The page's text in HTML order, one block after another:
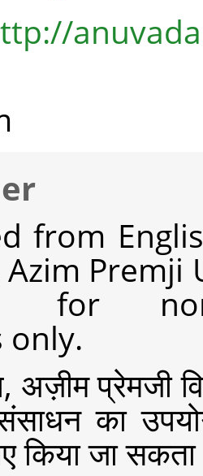
from
Premji
for non-
only.
प्रेमजी
का
किया जा